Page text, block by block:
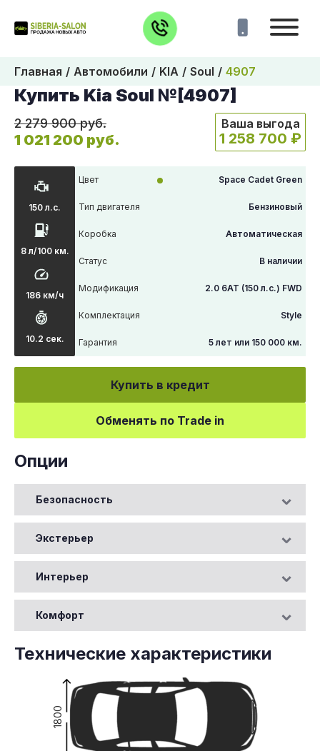
Главная Автомобили KIA Soul 4907
Купить Kia Soul №[4907]
2 279 900 руб.
1 021 200 руб.
Ваша выгода
1 258 700 ₽
150 л.с.
8 л/100 км.
186 км/ч
10.2 сек.
Цвет Space Cadet Green
Тип двигателя Бензиновый
Коробка Автоматическая
Статус В наличии
Модификация 2.0 6АТ (150 л.с.) FWD
Комплектация Style
Гарантия 5 лет или 150 000 км.
Купить в кредит
Обменять по Trade in
Опции
Безопасность
Экстерьер
Интерьер
Комфорт
Технические характеристики
1800